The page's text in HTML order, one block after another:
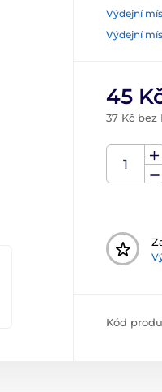
Výdejní
Výdejní
45
37 Kč bez
Kód